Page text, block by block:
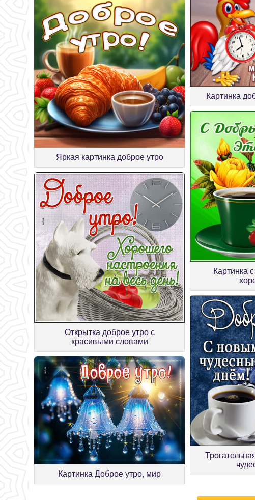
Яркая картинка доброе утро
Картинка
Открытка доброе утро с
красивыми словами
Картинка
Картинка Доброе утро, мир